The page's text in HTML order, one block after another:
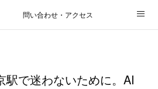
問い合わせ・アクセス
駅で迷わないために。AI